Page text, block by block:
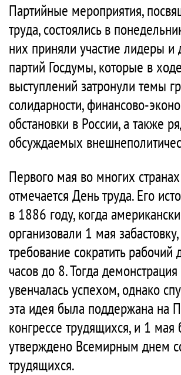
Партийные мероприятия,
труда, состоялись в
них приняли участие лидеры и
партий Госдумы, которые в
выступлений затронули темы
солидарности, финансово-
обстановки в России, а также
обсуждаемых
Первого мая во многих
отмечается День труда. Его
в 1886 году, когда
организовали 1 мая
требование сократить рабочий
часов до 8. Тогда
увенчалась успехом, однако
эта идея была поддержана на
конгрессе трудящихся, и 1
утверждено Всемирным днем
трудящихся.